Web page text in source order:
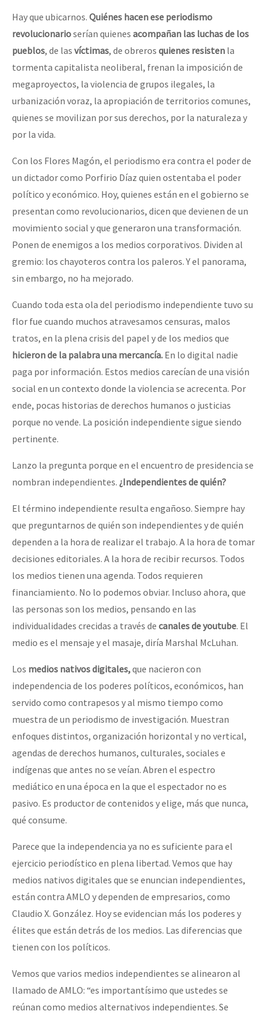
Hay que ubicarnos. Quiénes hacen ese periodismo
revolucionarioserían quienes acompañan las luchas de los
pueblos, de las víctimas, de obreros quienes resisten la
tormenta capitalista neoliberal, frenan la imposición de
megaproyectos, la violencia de grupos ilegales, la
urbanización voraz, la apropiación de territorios comunes,
quienes se movilizan por sus derechos, por la naturaleza y
por la vida.
Con los Flores Magón, el periodismo era contra el poder de
un dictador como Porfirio Díaz quien ostentaba el poder
político y económico. Hoy, quienes están en el gobierno se
presentan como revolucionarios, dicen que devienen de un
movimiento social y que generaron una transformación.
Ponen de enemigos a los medios corporativos. Dividen al
gremio: los chayoteros contra los paleros. Y el panorama,
sin embargo, no ha mejorado.
Cuando toda esta ola del periodismo independiente tuvo su
flor fue cuando muchos atravesamos censuras, malos
tratos, en la plena crisis del papel y de los medios que
hicieron de la palabra una mercancía. En lo digital nadie
paga por información. Estos medios carecían de una visión
social en un contexto donde la violencia se acrecenta. Por
ende, pocas historias de derechos humanos o justicias
porque no vende. La posición independiente sigue siendo
pertinente.
Lanzo la pregunta porque en el encuentro de presidencia se
nombran independientes. ¿Independientes de quién?
El término independiente resulta engañoso. Siempre hay
que preguntarnos de quién son independientes y de quién
dependen a la hora de realizar el trabajo. A la hora de tomar
decisiones editoriales. A la hora de recibir recursos. Todos
los medios tienen una agenda. Todos requieren
financiamiento. No lo podemos obviar. Incluso ahora, que
las personas son los medios, pensando en las
individualidades crecidas a través de canales de youtube. El
medio es el mensaje y el masaje, diría Marshal McLuhan.
Los medios nativos digitales,que nacieron con
independencia de los poderes políticos, económicos, han
servido como contrapesos y al mismo tiempo como
muestra de un periodismo de investigación. Muestran
enfoques distintos, organización horizontal y no vertical,
agendas de derechos humanos, culturales, sociales e
indígenas que antes no se veían. Abren el espectro
mediático en una época en la que el espectador no es
pasivo. Es productor de contenidos y elige, más que nunca,
qué consume.
Parece que la independencia ya no es suficiente para el
ejercicio periodístico en plena libertad. Vemos que hay
medios nativos digitales que se enuncian independientes,
están contra AMLO y dependen de empresarios, como
Claudio X. González. Hoy se evidencian más los poderes y
élites que están detrás de los medios. Las diferencias que
tienen con los políticos.
Vemos que varios medios independientes se alinearon al
llamado de AMLO: “es importantísimo que ustedes se
reúnan como medios alternativos independientes. Se